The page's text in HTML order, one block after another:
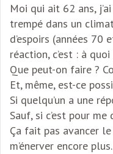
Moi qui ait 62 ans,
trempé dans un
d’espoirs (années
réaction, c’est : à
Que peut-on faire ?
Et, même, est-ce
Si quelqu’un a une
Sauf, si c’est pour
Ça fait pas avancer
m’énerver encore plus.